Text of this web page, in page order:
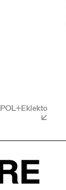
POL+Eklekto